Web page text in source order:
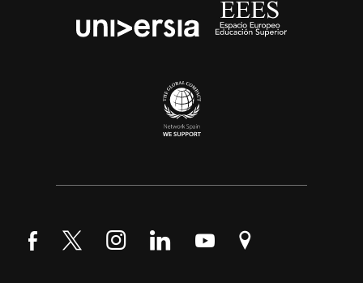
Síguenos en Facebook
Síguenos en Twitter
Síguenos en Instagram
Síguenos en LinkedIn
Síguenos en YouTube
Encuéntranos en